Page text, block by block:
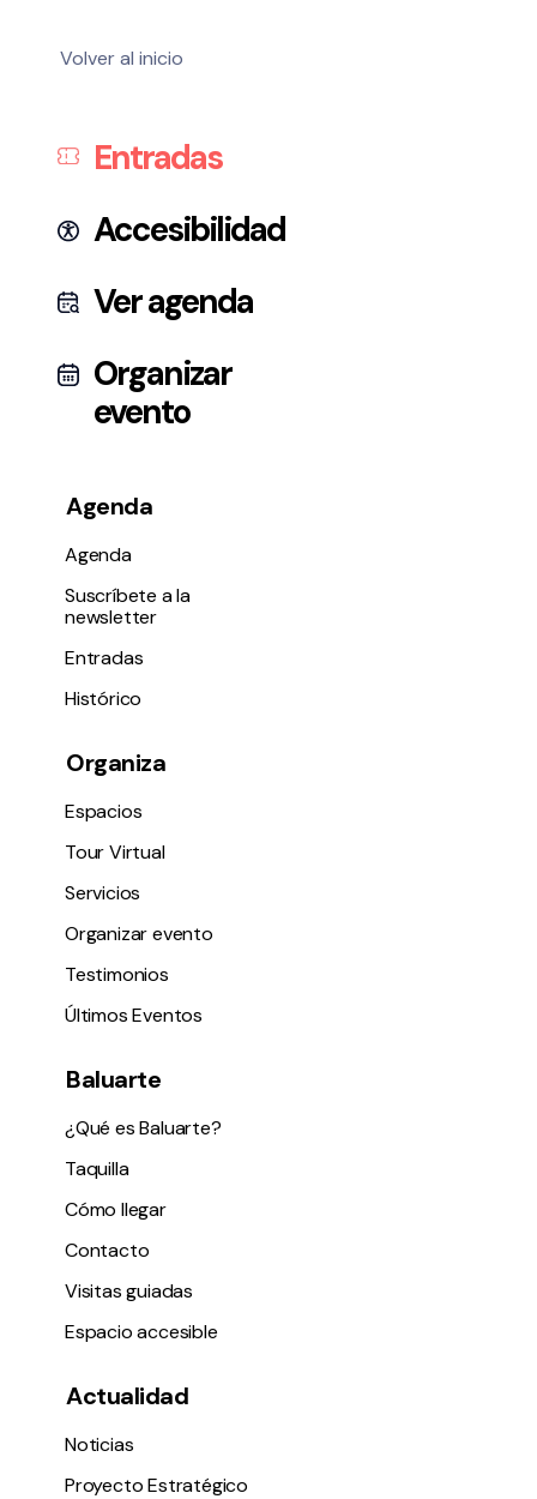
Volver al inicio
Entradas
Accesibilidad
Ver agenda
Organizar
evento
Agenda
Agenda
Suscríbete a la
newsletter
Entradas
Histórico
Organiza
Espacios
Tour Virtual
Servicios
Organizar evento
Testimonios
Últimos Eventos
Baluarte
¿Qué es Baluarte?
Taquilla
Cómo llegar
Contacto
Visitas guiadas
Espacio accesible
Actualidad
Noticias
Proyecto Estratégico